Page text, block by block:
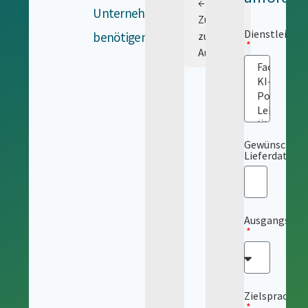
Unternehmen
benötigen.
←
Zurück
zur
Auswahl
Gewünschtes
Lieferdatum
Zielsprache